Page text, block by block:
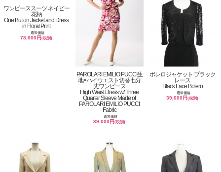
ワンピーススーツ ネイビー
花柄
One Button Jacket and Dress
in Floral Print
通常価格
78,000円(税別)
PAROLARI EMILIO PUCCI生
地×ハイウエスト切替七分
丈ワンピース
High Waist Dress w/ Three
Quarter Sleeve Made of
PAROLARI EMILIO PUCCI
Fabric
通常価格
39,000円(税別)
ボレロジャケット ブラック
レース
Black Lace Bolero
通常価格
39,000円(税別)